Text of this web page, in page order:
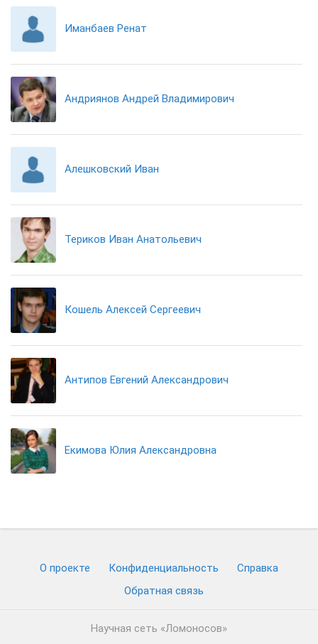
Иманбаев Ренат
Андриянов Андрей Владимирович
Алешковский Иван
Териков Иван Анатольевич
Кошель Алексей Сергеевич
Антипов Евгений Александрович
Екимова Юлия Александровна
О проекте Конфиденциальность
Cправка
Обратная связь
Научная сеть «Ломоносов»